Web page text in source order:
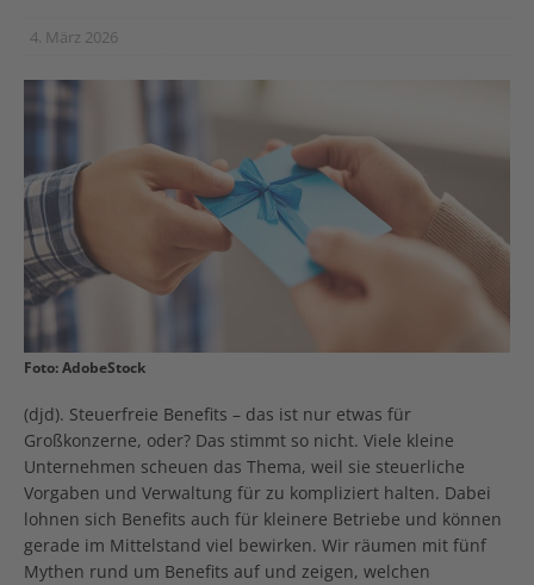
4. März 2026
Foto: AdobeStock
(djd). Steuerfreie Benefits – das ist nur etwas für
Großkonzerne, oder? Das stimmt so nicht. Viele kleine
Unternehmen scheuen das Thema, weil sie steuerliche
Vorgaben und Verwaltung für zu kompliziert halten. Dabei
lohnen sich Benefits auch für kleinere Betriebe und können
gerade im Mittelstand viel bewirken. Wir räumen mit fünf
Mythen rund um Benefits auf und zeigen, welchen